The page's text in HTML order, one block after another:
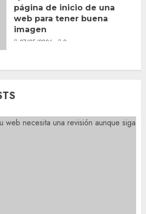
página de inicio de una
web para tener buena
imagen
27/05/2026 0